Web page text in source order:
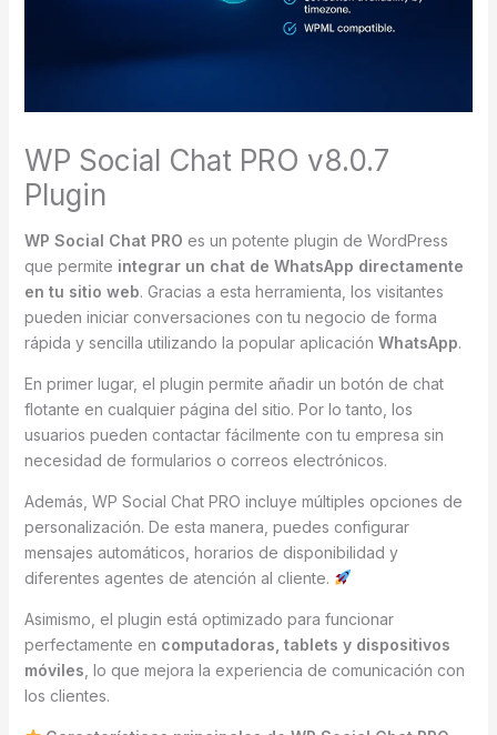
WP Social Chat PRO v8.0.7
Plugin
WP Social Chat PRO es un potente plugin de WordPress
que permite integrar un chat de WhatsApp directamente
en tu sitio web. Gracias a esta herramienta, los visitantes
pueden iniciar conversaciones con tu negocio de forma
rápida y sencilla utilizando la popular aplicación WhatsApp.
En primer lugar, el plugin permite añadir un botón de chat
flotante en cualquier página del sitio. Por lo tanto, los
usuarios pueden contactar fácilmente con tu empresa sin
necesidad de formularios o correos electrónicos.
Además, WP Social Chat PRO incluye múltiples opciones de
personalización. De esta manera, puedes configurar
mensajes automáticos, horarios de disponibilidad y
diferentes agentes de atención al cliente.
Asimismo, el plugin está optimizado para funcionar
perfectamente en computadoras, tablets y dispositivos
móviles , lo que mejora la experiencia de comunicación con
los clientes.